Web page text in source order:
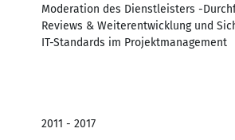
Moderation des Dienstleisters -
Reviews & Weiterentwicklung und
IT-Standards im Projektmanagement
2011 - 2017